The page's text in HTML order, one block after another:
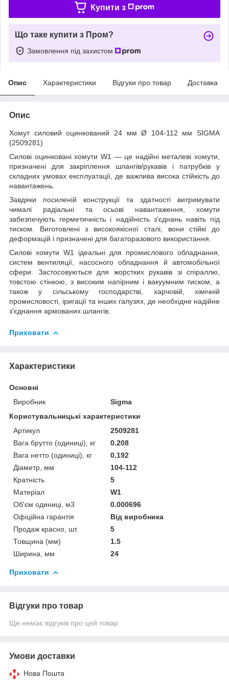
Купити з
Що таке купити з Пром?
Замовлення під захистом
Опис Характеристики Відгуки про товар Доставка
Опис
Хомут силовий оцинкований 24 мм Ø 104-112 мм SIGMA
(2509281)
Силові оцинковані хомути W1 — це надійні металеві хомути,
призначені для закріплення шлангів/рукавів і патрубків у
складних умовах експлуатації, де важлива висока стійкість до
навантажень.
Завдяки посиленій конструкції та здатності витримувати
чималі радіальні та осьові навантаження, хомути
забезпечують герметичність і надійність з'єднань навіть під
тиском. Виготовлені з високоякісної сталі, вони стійкі до
деформацій і призначені для багаторазового використання.
Силові хомути W1 ідеальні для промислового обладнання,
систем вентиляції, насосного обладнання й автомобільної
сфери. Застосовуються для жорстких рукавів зі спіраллю,
товстою стінкою, з високим напірним і вакуумним тиском, а
також у сільському господарстві, харчовій, хімічній
промисловості, іригації та інших галузях, де необхідне надійне
з'єднання армованих шлангів.
Приховати
Характеристики
Основні
Виробник
Sigma
Користувальницькі характеристики
Артикул
2509281
Вага брутто (одиниці), кг
0.208
Вага нетто (одиниці), кг
0.192
Діаметр, мм
104-112
Кратність
5
Матеріал
W1
Об'єм одиниці, м3
0.000696
Офіційна гарантія
Від виробника
Продаж красно, шт.
5
Товщина (мм)
1.5
Ширина, мм
24
Приховати
Відгуки про товар
Ще немає відгуків про цей товар
Умови доставки
Нова Пошта